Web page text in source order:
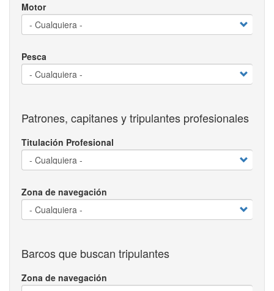
Motor
Pesca
Patrones, capitanes y tripulantes profesionales
Titulación Profesional
Zona de navegación
Barcos que buscan tripulantes
Zona de navegación